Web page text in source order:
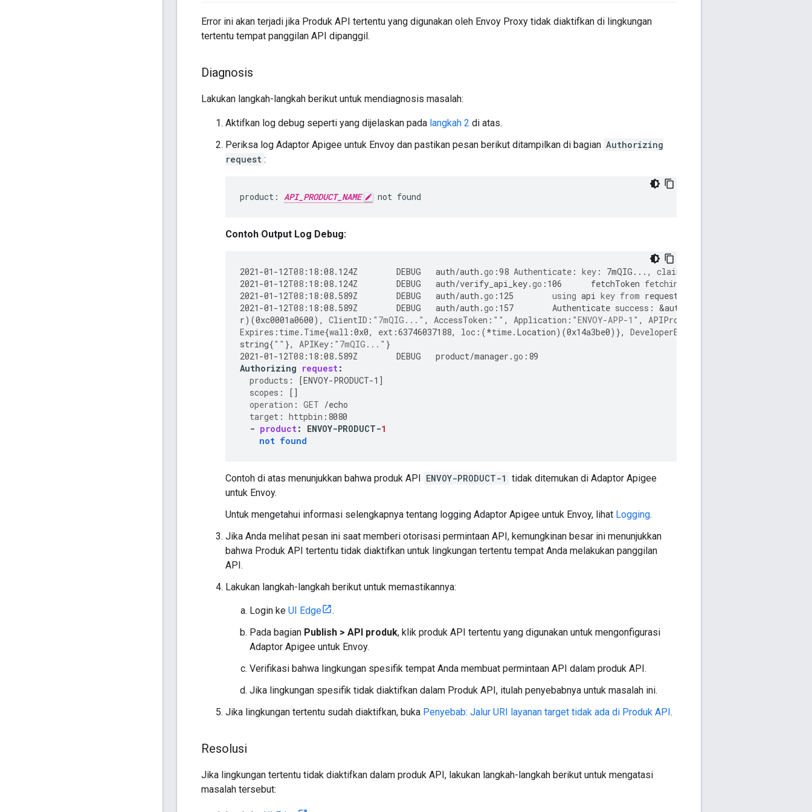
Error ini akan terjadi jika Produk API tertentu yang digunakan oleh Envoy Proxy tidak diaktifkan di lingkungan
tertentu tempat panggilan API dipanggil.
Diagnosis
Lakukan langkah-langkah berikut untuk mendiagnosis masalah:
Aktifkan log debug seperti yang dijelaskan pada langkah 2 di atas.
Periksa log Adaptor Apigee untuk Envoy dan pastikan pesan berikut ditampilkan di bagian Authorizing
request :
product: API_PRODUCT_NAME not found
Contoh Output Log Debug:
2021 -01 -12T08 : 18 :08.124Z DEBUG auth/auth .go :98 Authenticate : key : 7mQIG ..., claims
2021 -01 -12T08 : 18 :08.124Z DEBUG auth/verify_api_key.go : 106 fetchToken fetching
2021 -01 -12T08 : 18 :08.589Z DEBUG auth/auth .go : 125 using api key from request
2021 -01 -12T08 : 18 :08.589Z DEBUG auth/auth .go : 157 Authenticate success : &auth
r)(0xc0001a0600), ClientID : "7mQIG..." , AccessToken : "" , Application : "ENVOY-APP-1" , APIProducts
Expires : time. Time{wall :0x0, ext :63746037188, loc :(*time. Location)(0x14a3be0) }, DeveloperEmail
string{"" }, APIKey : "7mQIG..." }
2021 -01 -12T08 : 18 :08.589Z DEBUG product/manager .go : 89
Authorizing request:
products : [ENVOY-PRODUCT-1 ]
scopes :
[]
operation : GET /echo
target : httpbin : 8080
- product: ENVOY-PRODUCT-1
not found
Contoh di atas menunjukkan bahwa produk API ENVOY-PRODUCT-1 tidak ditemukan di Adaptor Apigee
untuk Envoy.
Untuk mengetahui informasi selengkapnya tentang logging Adaptor Apigee untuk Envoy, lihat Logging.
Jika Anda melihat pesan ini saat memberi otorisasi permintaan API, kemungkinan besar ini menunjukkan
bahwa Produk API tertentu tidak diaktifkan untuk lingkungan tertentu tempat Anda melakukan panggilan
API.
Lakukan langkah-langkah berikut untuk memastikannya:
Login ke UI Edge
.
Pada bagian Publish > API produk, klik produk API tertentu yang digunakan untuk mengonfigurasi
Adaptor Apigee untuk Envoy.
Verifikasi bahwa lingkungan spesifik tempat Anda membuat permintaan API dalam produk API.
Jika lingkungan spesifik tidak diaktifkan dalam Produk API, itulah penyebabnya untuk masalah ini.
Jika lingkungan tertentu sudah diaktifkan, buka Penyebab: Jalur URI layanan target tidak ada di Produk API.
Resolusi
Jika lingkungan tertentu tidak diaktifkan dalam produk API, lakukan langkah-langkah berikut untuk mengatasi
masalah tersebut: